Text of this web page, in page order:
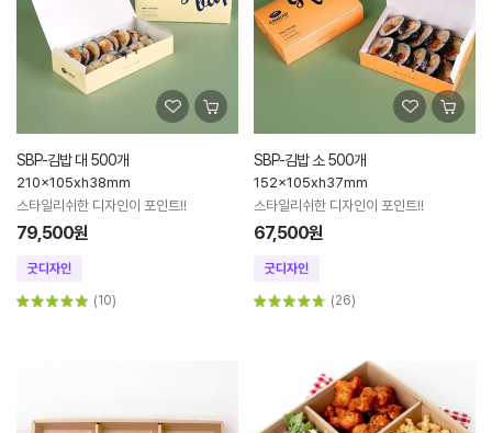
SBP-김밥 대 500개
210x105xh38mm
스타일리쉬한 디자인이 포인트!!
79,500원
(10)
SBP-김밥 소 500개
152x105xh37mm
스타일리쉬한 디자인이 포인트!!
67,500원
(26)